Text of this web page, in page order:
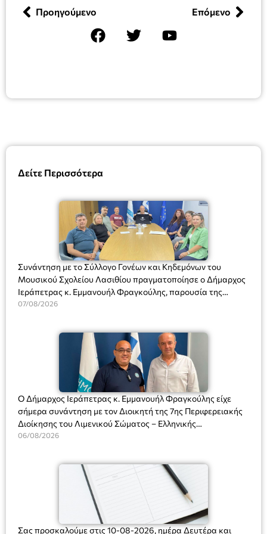
Δείτε Περισσότερα
Συνάντηση με το Σύλλογο Γονέων και Κηδεμόνων του
Μουσικού Σχολείου Λασιθίου πραγματοποίησε ο Δήμαρχος
Ιεράπετρας κ. Εμμανουήλ Φραγκούλης, παρουσία της
Διευθύντριας του σχολείου κας Μαριάννας Χαΐτα.
07/08/2026
Ο Δήμαρχος Ιεράπετρας κ. Εμμανουήλ Φραγκούλης είχε
σήμερα συνάντηση με τον Διοικητή της 7ης Περιφερειακής
Διοίκησης του Λιμενικού Σώματος – Ελληνικής
Ακτοφυλακής (Λ.Σ.-ΕΛ.ΑΚΤ.), Αρχιπλοίαρχο Λ.Σ. κ. Ιωάννη
06/08/2026
Σας προσκαλούμε στις 10-08-2026, ημέρα Δευτέρα και
Προηγούμενο Επόμενο